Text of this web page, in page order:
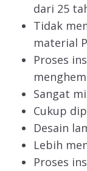
dari 25
Tidak
material
Proses
Sangat
Cukup
Desain
Lebih
Proses